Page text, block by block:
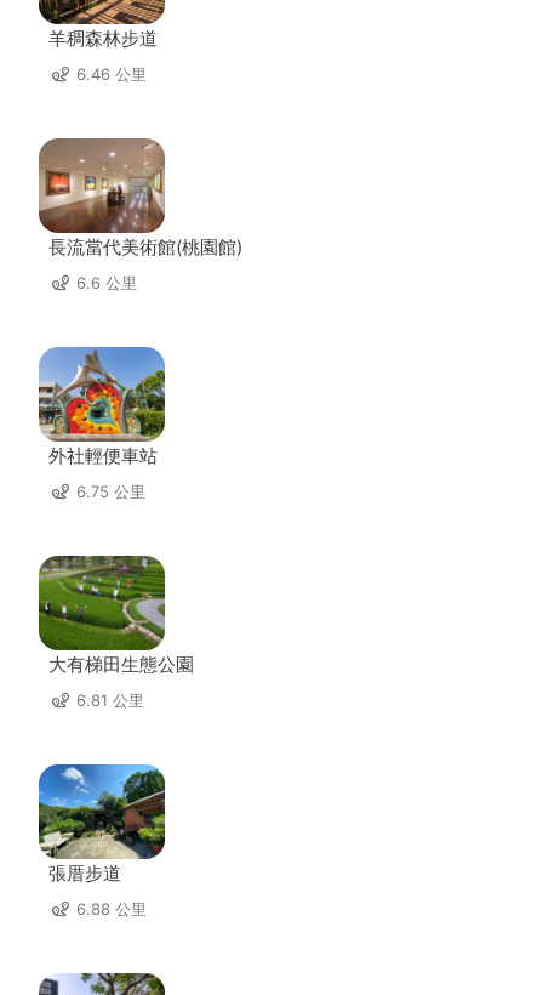
羊稠森林步道
6.46 公里
長流當代美術館(桃園館)
6.6 公里
外社輕便車站
6.75 公里
大有梯田生態公園
6.81 公里
張厝步道
6.88 公里